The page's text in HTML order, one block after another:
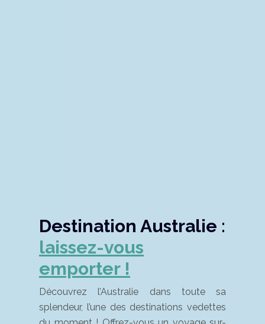
Destination Australie :
laissez-vous
emporter !
Découvrez l’Australie dans toute sa
splendeur, l’une des destinations vedettes